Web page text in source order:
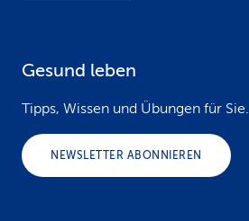
Gesund leben
Tipps, Wissen und Übungen für Sie.
NEWSLETTER ABONNIEREN